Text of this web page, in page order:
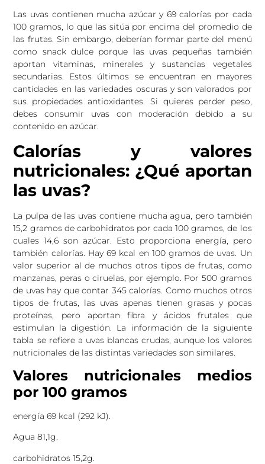
Las uvas contienen mucha azúcar y 69 calorías por cada
100 gramos, lo que las sitúa por encima del promedio de
las frutas. Sin embargo, deberían formar parte del menú
como snack dulce porque las uvas pequeñas también
aportan vitaminas, minerales y sustancias vegetales
secundarias. Estos últimos se encuentran en mayores
cantidades en las variedades oscuras y son valorados por
sus propiedades antioxidantes. Si quieres perder peso,
debes consumir uvas con moderación debido a su
contenido en azúcar.
Calorías y valores
nutricionales: ¿Qué aportan
las uvas?
La pulpa de las uvas contiene mucha agua, pero también
15,2 gramos de carbohidratos por cada 100 gramos, de los
cuales 14,6 son azúcar. Esto proporciona energía, pero
también calorías. Hay 69 kcal en 100 gramos de uvas. Un
valor superior al de muchos otros tipos de frutas, como
manzanas, peras o ciruelas, por ejemplo. Por 500 gramos
de uvas hay que contar 345 calorías. Como muchos otros
tipos de frutas, las uvas apenas tienen grasas y pocas
proteínas, pero aportan fibra y ácidos frutales que
estimulan la digestión. La información de la siguiente
tabla se refiere a uvas blancas crudas, aunque los valores
nutricionales de las distintas variedades son similares.
Valores nutricionales medios
por 100 gramos
energía 69 kcal (292 kJ).
Agua 81,1g.
carbohidratos 15,2g.